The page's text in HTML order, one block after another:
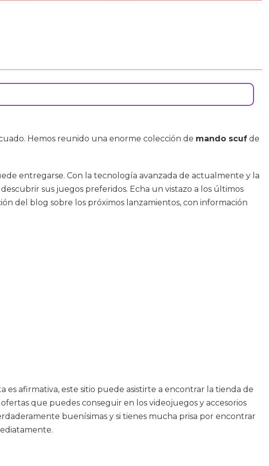
Hemos reunido una enorme colección de mando scuf de
entregarse. Con la tecnología avanzada de actualmente y la
sus juegos preferidos. Echa un vistazo a los últimos
del blog sobre los próximos lanzamientos, con información
es afirmativa, este sitio puede asistirte a encontrar la tienda de
que puedes conseguir en los videojuegos y accesorios
buenísimas y si tienes mucha prisa por encontrar